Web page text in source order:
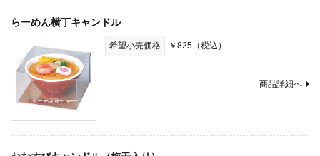
らーめん横丁キャンドル
希望小売価格 ￥825（税込）
商品詳細へ